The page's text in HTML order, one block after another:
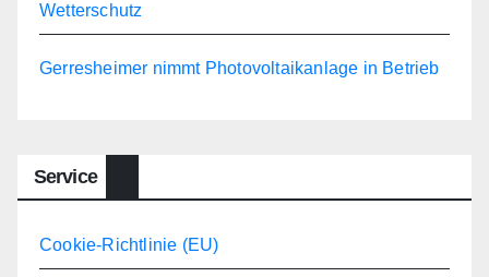
Wetterschutz
Gerresheimer nimmt Photovoltaikanlage in Betrieb
Service
Cookie-Richtlinie (EU)